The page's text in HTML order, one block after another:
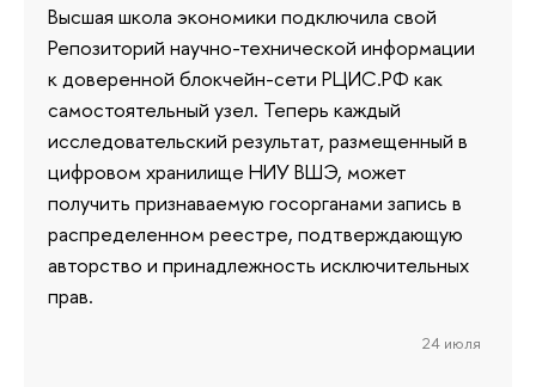
Высшая школа экономики подключила свой
Репозиторий научно-технической информации
к доверенной блокчейн-сети РЦИС.РФ как
самостоятельный узел. Теперь каждый
исследовательский результат, размещенный в
цифровом хранилище НИУ ВШЭ, может
получить признаваемую госорганами запись в
распределенном реестре, подтверждающую
авторство и принадлежность исключительных
прав.
24 июля